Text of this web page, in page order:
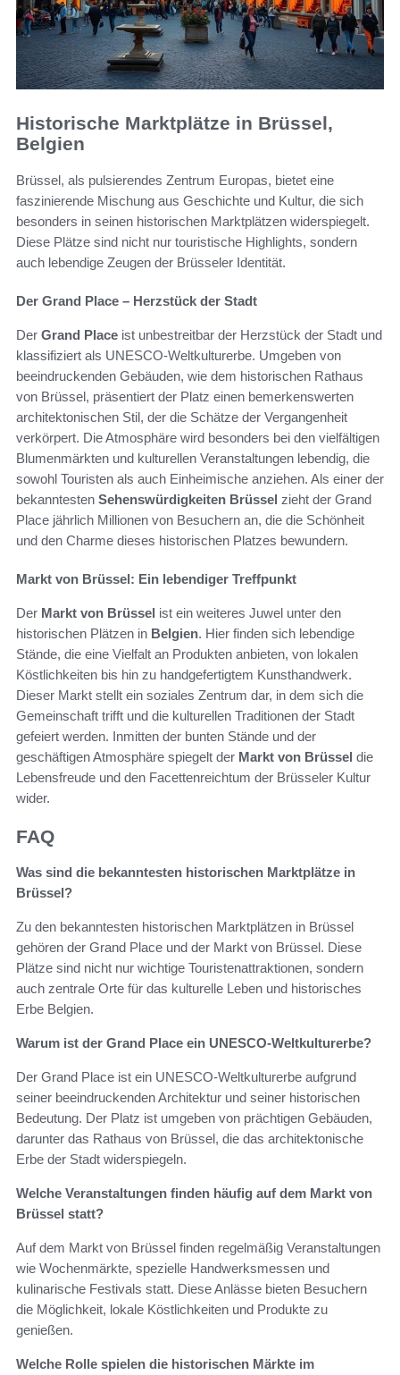
Historische Marktplätze in Brüssel,
Belgien
Brüssel, als pulsierendes Zentrum Europas, bietet eine
faszinierende Mischung aus Geschichte und Kultur, die sich
besonders in seinen historischen Marktplätzen widerspiegelt.
Diese Plätze sind nicht nur touristische Highlights, sondern
auch lebendige Zeugen der Brüsseler Identität.
Der Grand Place – Herzstück der Stadt
Der Grand Place ist unbestreitbar der Herzstück der Stadt und
klassifiziert als UNESCO-Weltkulturerbe. Umgeben von
beeindruckenden Gebäuden, wie dem historischen Rathaus
von Brüssel, präsentiert der Platz einen bemerkenswerten
architektonischen Stil, der die Schätze der Vergangenheit
verkörpert. Die Atmosphäre wird besonders bei den vielfältigen
Blumenmärkten und kulturellen Veranstaltungen lebendig, die
sowohl Touristen als auch Einheimische anziehen. Als einer der
bekanntesten Sehenswürdigkeiten Brüssel zieht der Grand
Place jährlich Millionen von Besuchern an, die die Schönheit
und den Charme dieses historischen Platzes bewundern.
Markt von Brüssel: Ein lebendiger Treffpunkt
Der Markt von Brüssel ist ein weiteres Juwel unter den
historischen Plätzen in Belgien. Hier finden sich lebendige
Stände, die eine Vielfalt an Produkten anbieten, von lokalen
Köstlichkeiten bis hin zu handgefertigtem Kunsthandwerk.
Dieser Markt stellt ein soziales Zentrum dar, in dem sich die
Gemeinschaft trifft und die kulturellen Traditionen der Stadt
gefeiert werden. Inmitten der bunten Stände und der
geschäftigen Atmosphäre spiegelt der Markt von Brüssel die
Lebensfreude und den Facettenreichtum der Brüsseler Kultur
wider.
FAQ
Was sind die bekanntesten historischen Marktplätze in
Brüssel?
Zu den bekanntesten historischen Marktplätzen in Brüssel
gehören der Grand Place und der Markt von Brüssel. Diese
Plätze sind nicht nur wichtige Touristenattraktionen, sondern
auch zentrale Orte für das kulturelle Leben und historisches
Erbe Belgien.
Warum ist der Grand Place ein UNESCO-Weltkulturerbe?
Der Grand Place ist ein UNESCO-Weltkulturerbe aufgrund
seiner beeindruckenden Architektur und seiner historischen
Bedeutung. Der Platz ist umgeben von prächtigen Gebäuden,
darunter das Rathaus von Brüssel, die das architektonische
Erbe der Stadt widerspiegeln.
Welche Veranstaltungen finden häufig auf dem Markt von
Brüssel statt?
Auf dem Markt von Brüssel finden regelmäßig Veranstaltungen
wie Wochenmärkte, spezielle Handwerksmessen und
kulinarische Festivals statt. Diese Anlässe bieten Besuchern
die Möglichkeit, lokale Köstlichkeiten und Produkte zu
genießen.
Welche Rolle spielen die historischen Märkte im